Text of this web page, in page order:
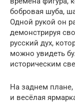
бобровая шуба,
Одной рукой он
демонстрируя
русский дух,
можно увидеть
историческим
На заднем
и весёлая